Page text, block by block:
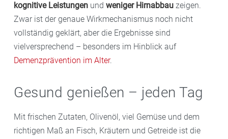
kognitive Leistungen und weniger Hirnabbau zeigen.
Zwar ist der genaue Wirkmechanismus noch nicht
vollständig geklärt, aber die Ergebnisse sind
vielversprechend – besonders im Hinblick auf
Demenzprävention im Alter.
Gesund genießen – jeden Tag
Mit frischen Zutaten, Olivenöl, viel Gemüse und dem
richtigen Maß an Fisch, Kräutern und Getreide ist die